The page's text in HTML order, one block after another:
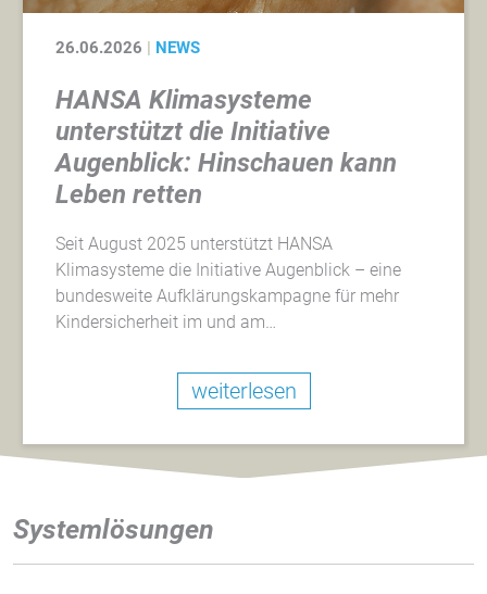
26.06.2026 NEWS
HANSA Klimasysteme
unterstützt die Initiative
Augenblick: Hinschauen kann
Leben retten
Seit August 2025 unterstützt HANSA
Klimasysteme die Initiative Augenblick – eine
bundesweite Aufklärungskampagne für mehr
Kindersicherheit im und am…
weiterlesen
Systemlösungen